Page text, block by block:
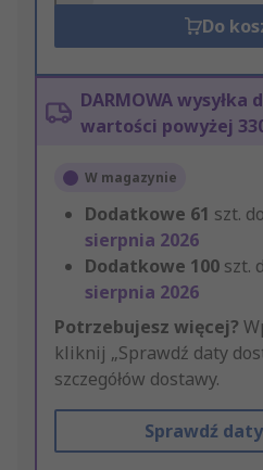
Do
DARMOWA wysyłka
wartości powyżej
W magazynie
Dodatkowe 61 szt.
sierpnia 2026
Dodatkowe 100 szt.
sierpnia 2026
Potrzebujesz więcej?
kliknij „Sprawdź daty
szczegółów dostawy.
Sprawdź